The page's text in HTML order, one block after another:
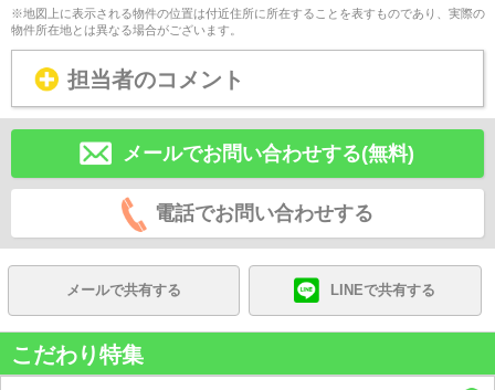
※地図上に表示される物件の位置は付近住所に所在することを表すものであり、実際の
物件所在地とは異なる場合がございます。
担当者のコメント
メールでお問い合わせする(無料)
電話でお問い合わせする
メールで共有する LINEで共有する
こだわり特集